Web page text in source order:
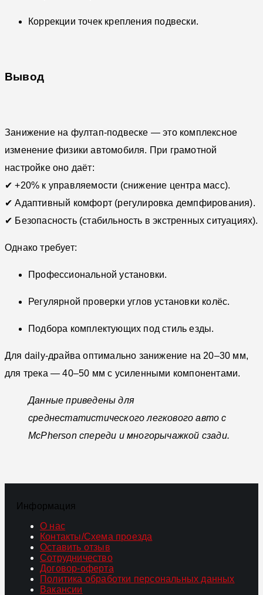
Коррекции точек крепления подвески.
Вывод
Занижение на фултап-подвеске — это комплексное
изменение физики автомобиля. При грамотной
настройке оно даёт:
✔ +20% к управляемости (снижение центра масс).
✔ Адаптивный комфорт (регулировка демпфирования).
✔ Безопасность (стабильность в экстренных ситуациях).
Однако требует:
Профессиональной установки.
Регулярной проверки углов установки колёс.
Подбора комплектующих под стиль езды.
Для daily-драйва оптимально занижение на 20–30 мм,
для трека — 40–50 мм с усиленными компонентами.
Данные приведены для
среднестатистического легкового авто с
McPherson спереди и многорычажкой сзади.
Информация
О нас
Контакты/Схема проезда
Оставить отзыв
Сотрудничество
Договор-оферта
Политика обработки персональных данных
Вакансии